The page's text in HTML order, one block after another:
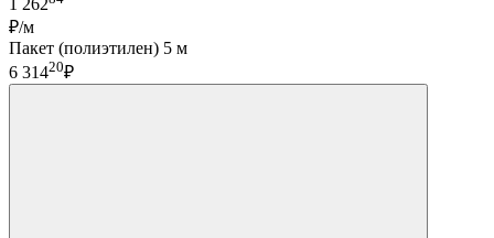
1 262
₽/м
Пакет (полиэтилен) 5 м
6 31420₽